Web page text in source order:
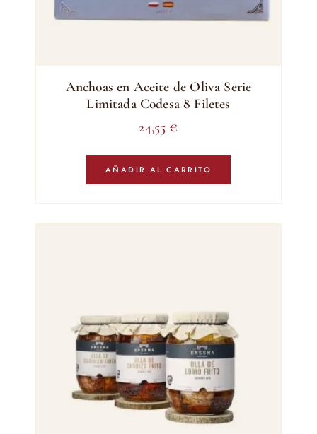
Anchoas en Aceite de Oliva Serie
Limitada Codesa 8 Filetes
24,55 €
AÑADIR AL CARRITO